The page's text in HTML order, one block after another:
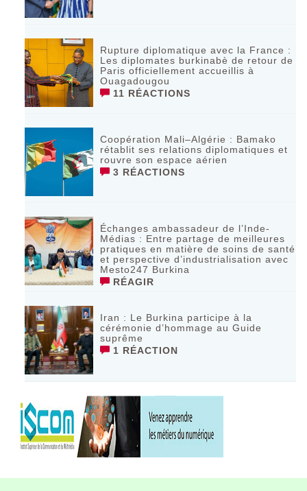
Rupture diplomatique avec la France :
Les diplomates burkinabè de retour de
Paris officiellement accueillis à
Ouagadougou
11 RÉACTIONS
Coopération Mali–Algérie : Bamako
rétablit ses relations diplomatiques et
rouvre son espace aérien
3 RÉACTIONS
Échanges ambassadeur de l’Inde-
Médias : Entre partage de meilleures
pratiques en matière de soins de santé
et perspective d’industrialisation avec
Mesto247 Burkina
RÉAGIR
Iran : Le Burkina participe à la
cérémonie d’hommage au Guide
suprême
1 RÉACTION